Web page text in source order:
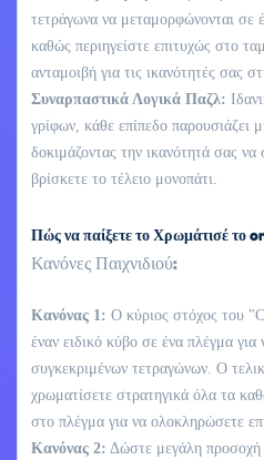
τετράγωνα να μεταμορφώνονται σε
καθώς περιηγείστε επιτυχώς στο
ανταμοιβή για τις ικανότητές σας
Συναρπαστικά Λογικά Παζλ:
γρίφων, κάθε επίπεδο παρουσιάζει
δοκιμάζοντας την ικανότητά σας
βρίσκετε το τέλειο μονοπάτι.
Πώς να παίξετε το Χρωμάτισέ το
Κανόνες Παιχνιδιού:
Κανόνας 1: Ο κύριος στόχος του
έναν ειδικό κύβο σε ένα πλέγμα
συγκεκριμένων τετραγώνων. Ο
χρωματίσετε στρατηγικά όλα τα
στο πλέγμα για να ολοκληρώσετε
Κανόνας 2: Δώστε μεγάλη